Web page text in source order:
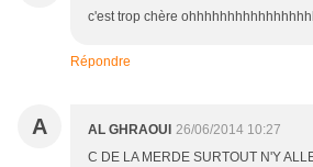
c'est trop chère
Répondre
A AL GHRAOUI 26/06/2014 10:27
C DE LA MERDE SURTOUT N'Y